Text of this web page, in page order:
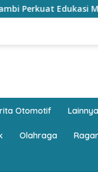
Menabung,
Otomotif Lainnya
Olahraga